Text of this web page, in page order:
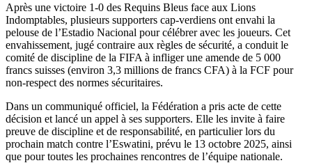
Après une victoire 1-0 des Requins Bleus face aux Lions
Indomptables, plusieurs supporters cap-verdiens ont envahi la
pelouse de l’Estadio Nacional pour célébrer avec les joueurs. Cet
envahissement, jugé contraire aux règles de sécurité, a conduit le
comité de discipline de la FIFA à infliger une amende de 5 000
francs suisses (environ 3,3 millions de francs CFA) à la FCF pour
non-respect des normes sécuritaires.
Dans un communiqué officiel, la Fédération a pris acte de cette
décision et lancé un appel à ses supporters. Elle les invite à faire
preuve de discipline et de responsabilité, en particulier lors du
prochain match contre l’Eswatini, prévu le 13 octobre 2025, ainsi
que pour toutes les prochaines rencontres de l’équipe nationale.